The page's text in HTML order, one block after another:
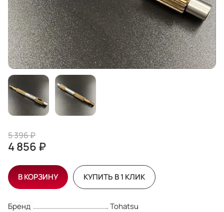
Бренд
Tohatsu
5 396 ₽
4 856 ₽
В КОРЗИНУ КУПИТЬ В 1 КЛИК